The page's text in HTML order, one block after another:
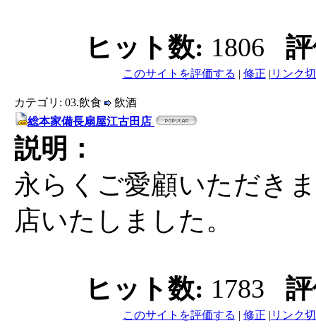
ヒット数: 1806
このサイトを評価する | 修正 | リンク
カテゴリ: 03.飲食
飲酒
総本家備長扇屋江古田店
説明：
永らくご愛顧いただき
店いたしました。
ヒット数: 1783
このサイトを評価する | 修正 | リンク